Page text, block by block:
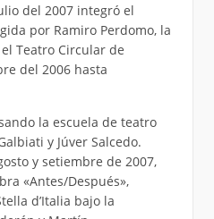
del 2007 integró el
por Ramiro Perdomo, la
Teatro Circular de
del 2006 hasta
la escuela de teatro
y Júver Salcedo.
y setiembre de 2007,
«Antes/Después»,
d’Italia bajo la